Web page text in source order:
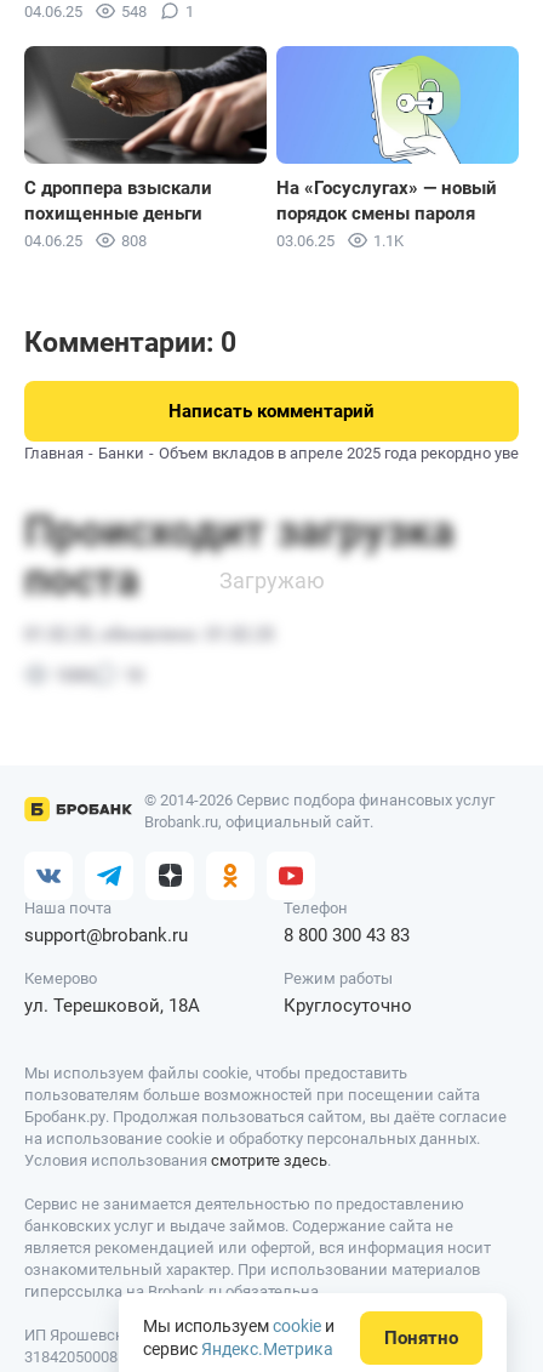
04.06.25 548 1
С дроппера взыскали
похищенные деньги
04.06.25 808
На «Госуслугах» — новый
порядок смены пароля
03.06.25 1.1K
Комментарии: 0
Написать комментарий
Главная Банки Объем вкладов в апреле 2025 года рекордно
© 2014-2026 Сервис подбора финансовых услуг
Brobank.ru, официальный сайт.
Наша почта
support@brobank.ru
Телефон
8 800 300 43 83
Кемерово
ул. Терешковой, 18А
Режим работы
Круглосуточно
Мы используем файлы cookie, чтобы предоставить
пользователям больше возможностей при посещении сайта
Бробанк.ру. Продолжая пользоваться сайтом, вы даёте согласие
на использование cookie и обработку персональных данных.
Условия использования смотрите здесь.
Сервис не занимается деятельностью по предоставлению
банковских услуг и выдаче займов. Содержание сайта не
является рекомендацией или офертой, вся информация носит
ознакомительный характер. При использовании материалов
гиперссылка на Brobank.ru обязательна.
ИП Ярошевский Д.И. ИНН: 423082922740. ОГРНИП:
318420500081301. Свидетельство на товарный знак № 779639 от
Мы используемcookie и
сервис Яндекс.Метрика Понятно